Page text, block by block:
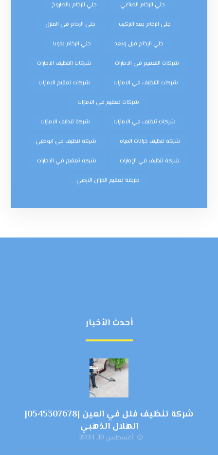
جلي الرخام الصناعي جلي الرخام بالصاروخ
جلي الرخام بعد التركيب جلي الرخام في المنزل
جلي الرخام قبل وبعد جلي الرخام يدويا
شركات التعقيم في الامارات شركات التنظيف الامارات
شركات التنظيف في الامارات شركات تعقيم الامارات
شركات تعقيم في الامارات
شركات تنظيف في الامارات شركة تنظيف الامارات
شركة تنظيف خزانات المياه شركة تنظيف في ابوظبي
شركة تنظيف في الإمارات شركه تعقيم في الامارات
طريقة تعقيم الخزان الارضي
أحدث الأخبار
شركة تنظيف فلل في العين |0545307678|
الهلال الذهبي
أغسطس 10, 2024